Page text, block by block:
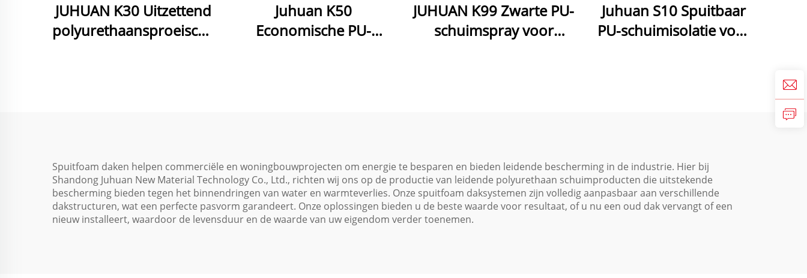
JUHUAN K30 Uitzettend
polyurethaansproeischuim
Juhuan K50
Economische PU-
JUHUAN K99 Zwarte PU-
schuimspray voor
Juhuan S10 Spuitbaar
PU-schuimisolatie voor
Spuitfoam daken helpen commerciële en woningbouwprojecten om energie te besparen en bieden leidende bescherming in de industrie. Hier bij
Shandong Juhuan New Material Technology Co., Ltd., richten wij ons op de productie van leidende polyurethaan schuimproducten die uitstekende
bescherming bieden tegen het binnendringen van water en warmteverlies. Onze spuitfoam daksystemen zijn volledig aanpasbaar aan verschillende
dakstructuren, wat een perfecte pasvorm garandeert. Onze oplossingen bieden u de beste waarde voor resultaat, of u nu een oud dak vervangt of een
nieuw installeert, waardoor de levensduur en de waarde van uw eigendom verder toenemen.